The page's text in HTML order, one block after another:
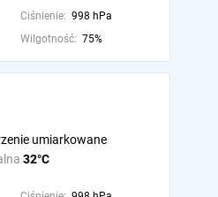
Ciśnienie: 998 hPa
Wilgotność: 75%
32°C
umiarkowane